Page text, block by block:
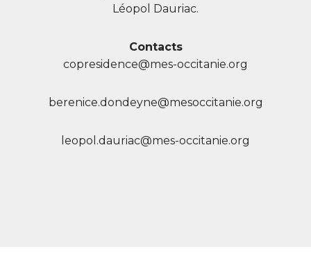
Léopol Dauriac.
Contacts
copresidence@mes-occitanie.org
berenice.dondeyne@mesoccitanie.org
leopol.dauriac@mes-occitanie.org